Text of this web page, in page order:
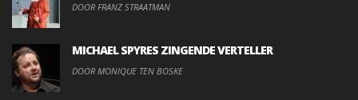
DOOR FRANZ STRAATMAN
MICHAEL SPYRES ZINGENDE VERTELLER
DOOR MONIQUE TEN BOSKE